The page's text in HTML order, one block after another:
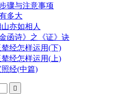
骤与注意事项
多大
亦如相人
函诗》之《证》诀
经怎样运用(下)
经怎样运用(上)
经(中篇)
